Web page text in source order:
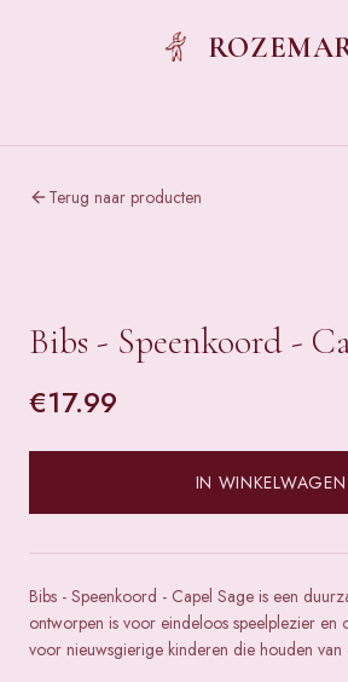
Terug naar producten
Bibs - Speenkoord -
€17.99
IN WINKELWAGEN
Bibs - Speenkoord - Capel Sage is een
ontworpen is voor eindeloos speelplezier en
voor nieuwsgierige kinderen die houden van